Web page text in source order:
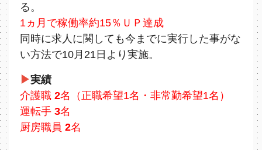
る。
1ヵ月で稼働率約15％ＵＰ達成
同時に求人に関しても今までに実行した事がな
い方法で10⽉21日より実施。
▶実績
介護職 2名（正職希望1名・非常勤希望1名）
運転手 3名
厨房職員 2名